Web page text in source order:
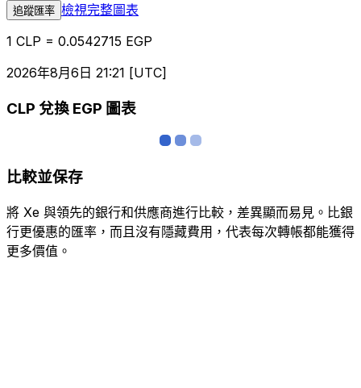
追蹤匯率 檢視完整圖表
1 CLP = 0.0542715 EGP
2026年8月6日 21:21 [UTC]
CLP 兌換 EGP 圖表
比較並保存
將 Xe 與領先的銀行和供應商進行比較，差異顯而易見。比銀
行更優惠的匯率，而且沒有隱藏費用，代表每次轉帳都能獲得
更多價值。